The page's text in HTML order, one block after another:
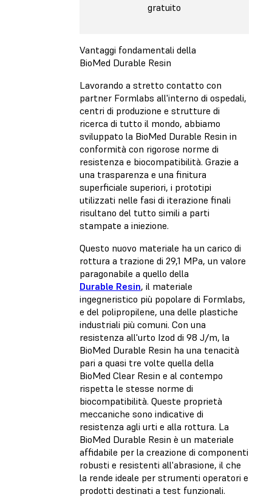
gratuito
Vantaggi fondamentali della
BioMed Durable Resin
Lavorando a stretto contatto con
partner Formlabs all'interno di ospedali,
centri di produzione e strutture di
ricerca di tutto il mondo, abbiamo
sviluppato la BioMed Durable Resin in
conformità con rigorose norme di
resistenza e biocompatibilità. Grazie a
una trasparenza e una finitura
superficiale superiori, i prototipi
utilizzati nelle fasi di iterazione finali
risultano del tutto simili a parti
stampate a iniezione.
Questo nuovo materiale ha un carico di
rottura a trazione di 29,1 MPa, un valore
paragonabile a quello della
Durable Resin, il materiale
ingegneristico più popolare di Formlabs,
e del polipropilene, una delle plastiche
industriali più comuni. Con una
resistenza all'urto Izod di 98 J/m, la
BioMed Durable Resin ha una tenacità
pari a quasi tre volte quella della
BioMed Clear Resin e al contempo
rispetta le stesse norme di
biocompatibilità. Queste proprietà
meccaniche sono indicative di
resistenza agli urti e alla rottura. La
BioMed Durable Resin è un materiale
affidabile per la creazione di componenti
robusti e resistenti all'abrasione, il che
la rende ideale per strumenti operatori e
prodotti destinati a test funzionali.